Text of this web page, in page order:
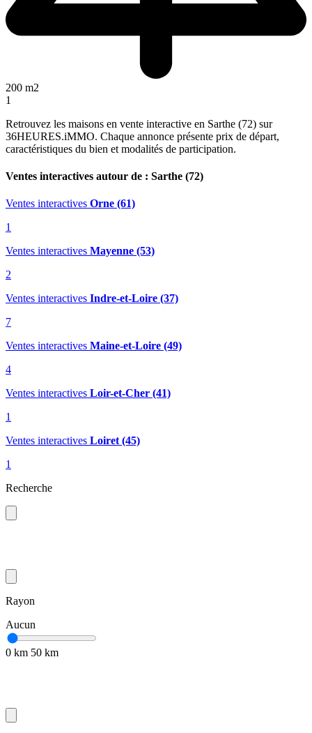
200 m2
1
Retrouvez les maisons en vente interactive en Sarthe (72) sur
36HEURES.iMMO. Chaque annonce présente prix de départ,
caractéristiques du bien et modalités de participation.
Ventes interactives autour de : Sarthe (72)
Ventes interactives Orne (61)
1
Ventes interactives Mayenne (53)
2
Ventes interactives Indre-et-Loire (37)
7
Ventes interactives Maine-et-Loire (49)
4
Ventes interactives Loir-et-Cher (41)
1
Ventes interactives Loiret (45)
1
Recherche
Rayon
Aucun
0 km 50 km